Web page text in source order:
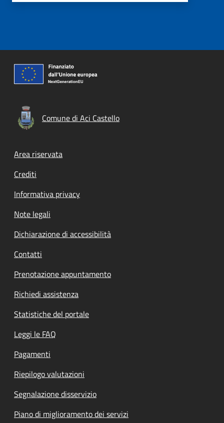
Comune di Aci Castello
Footer menu
Area riservata
Crediti
Informativa privacy
Note legali
Dichiarazione di accessibilità
Contatti
Prenotazione appuntamento
Richiedi assistenza
Statistiche del portale
Leggi le FAQ
Pagamenti
Riepilogo valutazioni
Segnalazione disservizio
Piano di miglioramento dei servizi